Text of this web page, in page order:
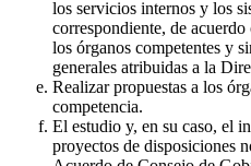
los servicios internos y los
correspondiente, de
los órganos competentes y
generales atribuidas a la
Realizar propuestas a los
competencia.
El estudio y, en su caso, el
proyectos de disposiciones